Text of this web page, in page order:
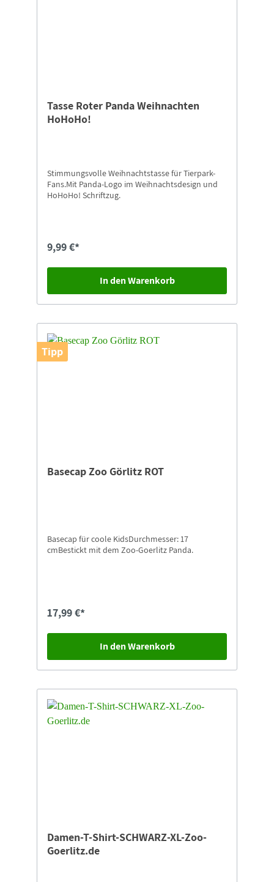
Tasse Roter Panda Weihnachten
HoHoHo!
Stimmungsvolle Weihnachtstasse für Tierpark-
Fans.Mit Panda-Logo im Weihnachtsdesign und
HoHoHo! Schriftzug.
9,99 €*
In den Warenkorb
Tipp
Basecap Zoo Görlitz ROT
Basecap für coole KidsDurchmesser: 17
cmBestickt mit dem Zoo-Goerlitz Panda.
17,99 €*
In den Warenkorb
Damen-T-Shirt-SCHWARZ-XL-Zoo-
Goerlitz.de